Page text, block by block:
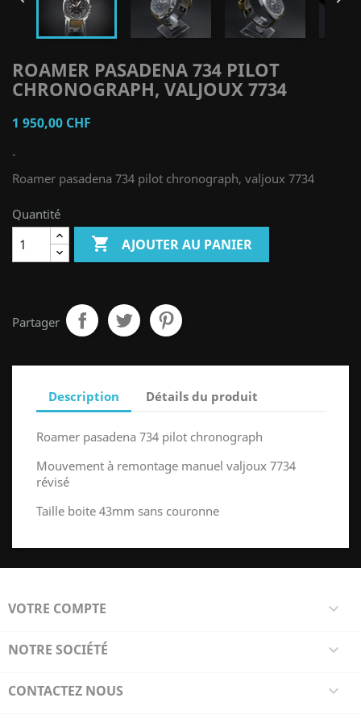
ROAMER PASADENA 734 PILOT
CHRONOGRAPH, VALJOUX 7734
1 950,00 CHF
-
Roamer pasadena 734 pilot chronograph, valjoux 7734
Quantité
 AJOUTER AU PANIER
Partager
Description Détails du produit
Roamer pasadena 734 pilot chronograph
Mouvement à remontage manuel valjoux 7734
révisé
Taille boite 43mm sans couronne
VOTRE COMPTE 
NOTRE SOCIÉTÉ 
CONTACTEZ NOUS 